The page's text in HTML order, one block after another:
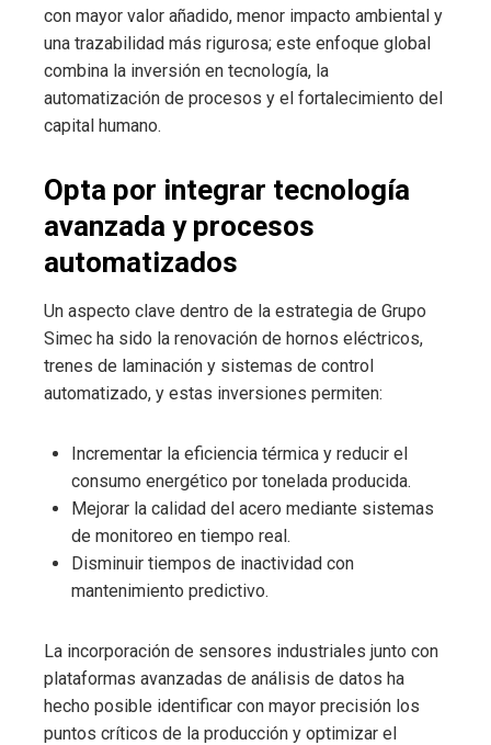
con mayor valor añadido, menor impacto ambiental y
una trazabilidad más rigurosa; este enfoque global
combina la inversión en tecnología, la
automatización de procesos y el fortalecimiento del
capital humano.
Opta por integrar tecnología
avanzada y procesos
automatizados
Un aspecto clave dentro de la estrategia de Grupo
Simec ha sido la renovación de hornos eléctricos,
trenes de laminación y sistemas de control
automatizado, y estas inversiones permiten:
Incrementar la eficiencia térmica y reducir el
consumo energético por tonelada producida.
Mejorar la calidad del acero mediante sistemas
de monitoreo en tiempo real.
Disminuir tiempos de inactividad con
mantenimiento predictivo.
La incorporación de sensores industriales junto con
plataformas avanzadas de análisis de datos ha
hecho posible identificar con mayor precisión los
puntos críticos de la producción y optimizar el